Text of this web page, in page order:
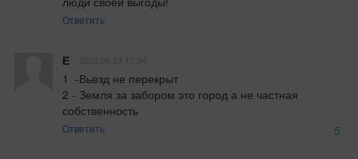
Ответить
Е
1  -Вьезд не перекрыт
2 - Земля за забором это город а не частная
собственность
Ответить 5